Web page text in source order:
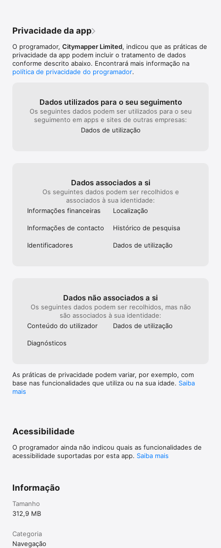
* ”Nunca achei que podia me apaixonar por um app"
* ”MELHOR APP DE TRANSPORTES"
* ”É simplesmente o melhor app que já encontrei"
* ”Literalmente o meu app favorito. Quando um dos meus
amigos está procurando novos apps, sempre sugiro
* “Não sei como sobrevivi sem o Citymapper"
* ”O app mais útil que tenho. De longe"
CIDADES E SERVIÇOS DISPONÍVEIS EM PORTUGAL E BRASIL
Usamos dados sobre as agências de transporte nas cidades
Se tiver qualquer pergunta ou feedback, por favor, envie-nos
um email: support@citymapper.com
Siga-nos no Twitter: http://twitter.com/Citymapper
Visite nosso site no web: http://citymapper.com
Note bem: O app precisa de conexão de internet e funciona
melhor com GPS ligado. O uso contínuo do GPS em segundo
plano pode gastar muita bateria.  Utilizamos o GPS em
Privacidade da app
O programador, Citymapper Limited, indicou que as práticas de
privacidade da app podem incluir o tratamento de dados
conforme descrito abaixo. Encontrará mais informação na
política de privacidade do programador.
Dados utilizados para o seu seguimento
Os seguintes dados podem ser utilizados para o seu
seguimento em apps e sites de outras empresas:
Dados de utilização
Dados associados a si
Os seguintes dados podem ser recolhidos e
associados à sua identidade:
Informações financeiras
Localização
Informações de contacto Histórico de pesquisa
Identificado­res Dados de utilização
Dados não associados a si
Os seguintes dados podem ser recolhidos, mas não
são associados à sua identidade:
Conteúdo do utilizador
Dados de utilização
Diagnósticos
As práticas de privacidade podem variar, por exemplo, com
base nas funcionalidades que utiliza ou na sua idade. Saiba
mais
Acessibilidade
O programador ainda não indicou quais as funcionalidades de
acessibilidade suportadas por esta app. Saiba mais
Informação
Tamanho
312,9 MB
Categoria
Navegação